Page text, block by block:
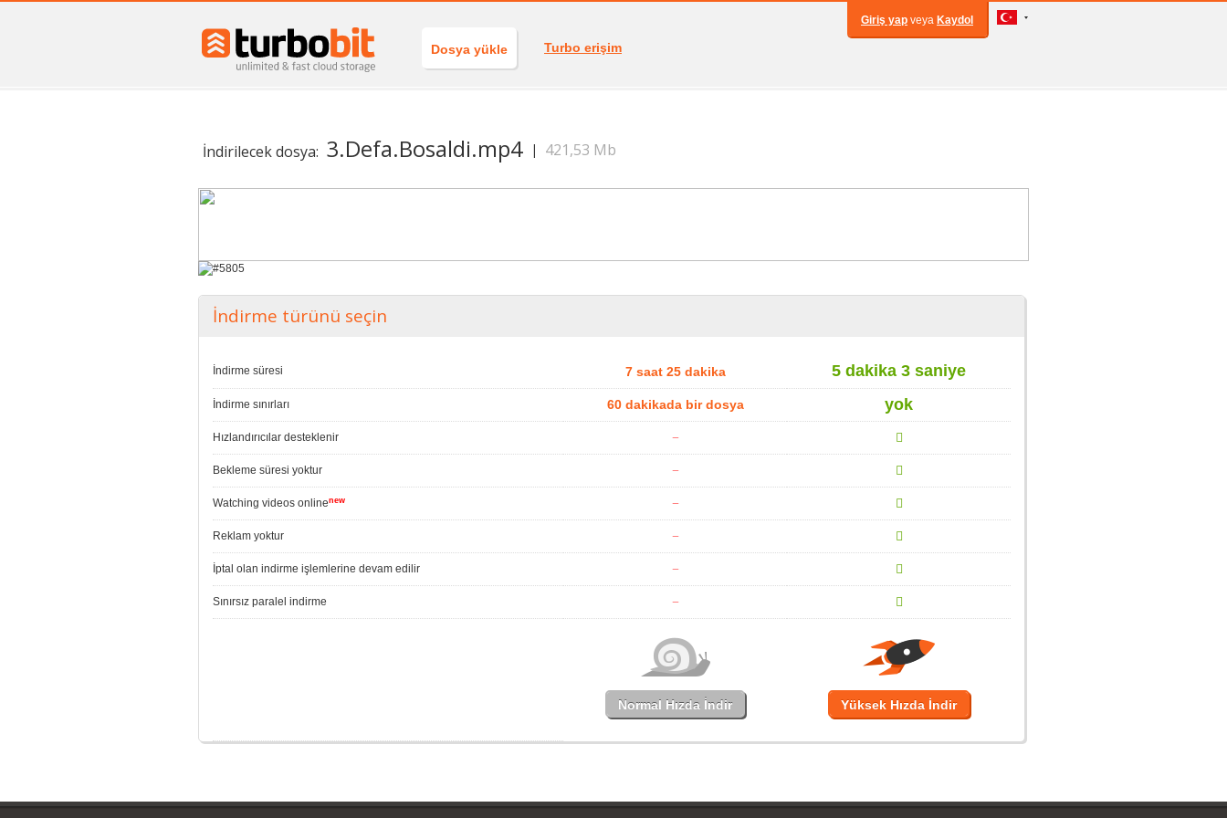
Giriş yap veya Kaydol
Dosya yükle Turbo erişim
İndirilecek dosya: 3.Defa.Bosaldi.mp4 | 421,53 Mb
İndirme türünü seçin
İndirme süresi 7 saat 25 dakika 5 dakika 3 saniye
İndirme sınırları 60 dakikada bir dosya yok
Hızlandırıcılar desteklenir
Bekleme süresi yoktur
Watching videos onlinenew
Reklam yoktur
İptal olan indirme işlemlerine devam edilir
Sınırsız paralel indirme
Normal Hızda İndir Yüksek Hızda İndir